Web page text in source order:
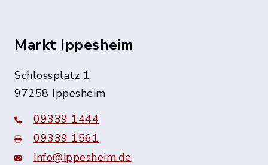
Markt Ippesheim
Schlossplatz 1
97258 Ippesheim
09339 1444
09339 1561
info@ippesheim.de